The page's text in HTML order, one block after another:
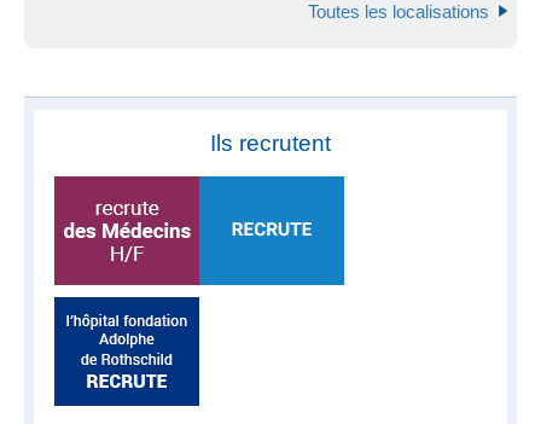
Toutes les localisations
Ils recrutent